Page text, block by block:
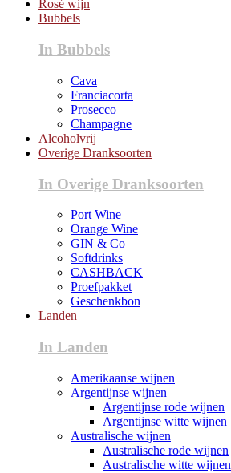
Rosé wijn
Bubbels
In Bubbels
Cava
Franciacorta
Prosecco
Champagne
Alcoholvrij
Overige Dranksoorten
In Overige Dranksoorten
Port Wine
Orange Wine
GIN & Co
Softdrinks
CASHBACK
Proefpakket
Geschenkbon
Landen
In Landen
Amerikaanse wijnen
Argentijnse wijnen
Argentijnse rode wijnen
Argentijnse witte wijnen
Australische wijnen
Australische rode wijnen
Australische witte wijnen